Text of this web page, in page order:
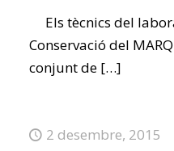
Els tècnics del
Conservació del
conjunt de[…]
2 desembre, 2015